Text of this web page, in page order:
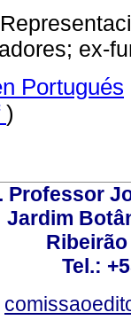
ex-
Portugués
)
Professor
Jardim
Tel.: